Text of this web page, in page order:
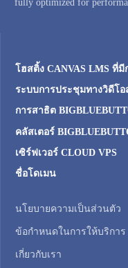
fully optimized for
โฮสติ้ง CANVAS LMS ที่มี
ระบบการประชุมทางวิดีโ
การสาธิต
คลัสเตอร์
เซิร์ฟเวอร์ CLOUD VPS
ชื่อโดเมน
นโยบายความเป็นส่วนตัว
ข้อกำหนดในการให้บริการ
เกี่ยวกับเรา